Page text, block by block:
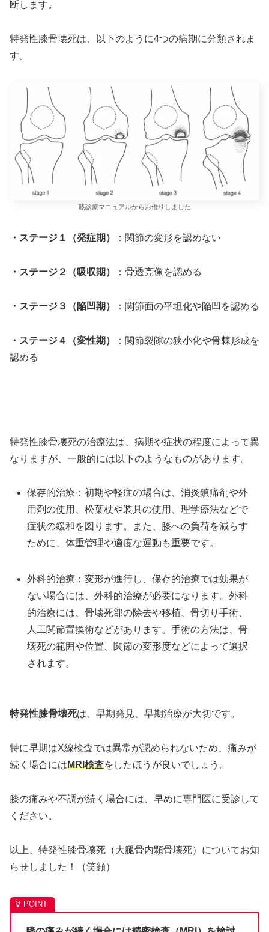
断します。
特発性膝骨壊死は、以下のように4つの病期に分類されま
す。
膝診療マニュアルからお借りしました
・ステージ１（発症期） ：関節の変形を認めない
・ステージ２（吸収期） ：骨透亮像を認める
・ステージ３（陥凹期） ：関節面の平坦化や陥凹を認める
・ステージ４（変性期）
：関節裂隙の狭小化や骨棘形成を
認める
特発性膝骨壊死の治療法は、病期や症状の程度によって異
なりますが、一般的には以下のようなものがあります。
保存的治療：初期や軽症の場合は、消炎鎮痛剤や外
用剤の使用、松葉杖や装具の使用、理学療法などで
症状の緩和を図ります。また、膝への負荷を減らす
ために、体重管理や適度な運動も重要です。
外科的治療：変形が進行し、保存的治療では効果が
ない場合には、外科的治療が必要になります。外科
的治療には、骨壊死部の除去や移植、骨切り手術、
人工関節置換術などがあります。手術の方法は、骨
壊死の範囲や位置、関節の変形度などによって選択
されます。
特発性膝骨壊死は、早期発見、早期治療が大切です。
特に早期はX線検査では異常が認められないため、痛みが
続く場合にはMRI検査をしたほうが良いでしょう。
膝の痛みや不調が続く場合には、早めに専門医に受診して
ください。
以上、特発性膝骨壊死（大腿骨内顆骨壊死）についてお知
らせしました！（笑顔）